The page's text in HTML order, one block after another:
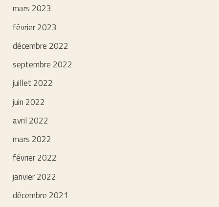
mars 2023
février 2023
décembre 2022
septembre 2022
juillet 2022
juin 2022
avril 2022
mars 2022
février 2022
janvier 2022
décembre 2021